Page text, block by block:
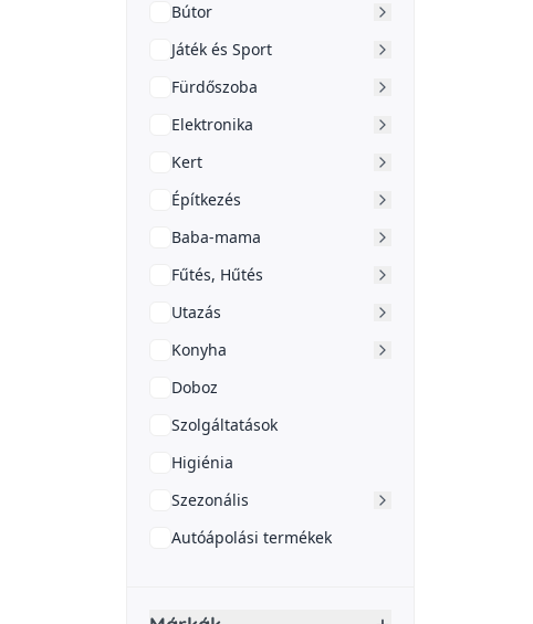
Bútor
Játék és Sport
Fürdőszoba
Elektronika
Kert
Építkezés
Baba-mama
Fűtés, Hűtés
Utazás
Konyha
Doboz
Szolgáltatások
Higiénia
Szezonális
Autóápolási termékek